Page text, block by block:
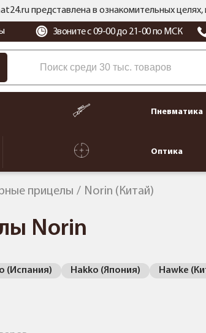
представлена в ознакомительных
Звоните с 09-00 до 21-00 по МСК
Пневматика
Оптика
прицелы Norin (Китай)
Norin
(Испания) Hakko (Япония) Hawke